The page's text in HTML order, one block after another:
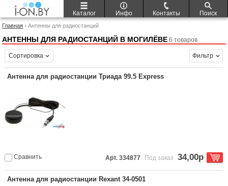
Каталог Инфо Контакты Поиск
Главная › Антенны для радиостанций
АНТЕННЫ ДЛЯ РАДИОСТАНЦИЙ В МОГИЛЁВЕ 6 товаров
Сортировка Фильтр
Антенна для радиостанции Триада 99.5 Express
Сравнить Арт. 334877 Под заказ 34,00р
Антенна для радиостанции Rexant 34-0501